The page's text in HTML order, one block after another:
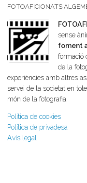
FOTOAFICIONATS
sense
foment
formació
de la
experiències amb altres
servei de la societat en
món de la fotografia.
Política de cookies
Política de privadesa
Avís legal